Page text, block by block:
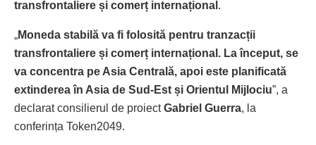
transfrontaliere și comerț internațional .
„Moneda stabilă va fi folosită pentru tranzacții
transfrontaliere și comerț internațional. La început, se
va concentra pe Asia Centrală, apoi este planificată
extinderea în Asia de Sud-Est și Orientul Mijlociu”, a
declarat consilierul de proiectGabriel Guerra, la
conferința Token2049.